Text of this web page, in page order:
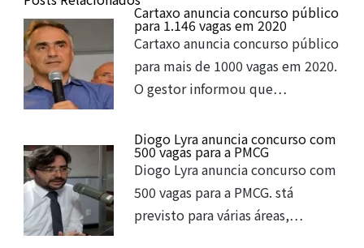
Cartaxo anuncia concurso público
para 1.146 vagas em 2020
Cartaxo anuncia concurso público
para mais de 1000 vagas em 2020.
O gestor informou que…
Diogo Lyra anuncia concurso com
500 vagas para a PMCG
Diogo Lyra anuncia concurso com
500 vagas para a PMCG. stá
previsto para várias áreas,…